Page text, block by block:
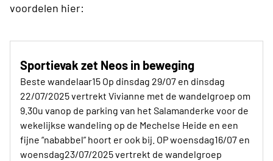
voordelen hier:
Sportievak zet Neos in beweging
Beste wandelaar15 Op dinsdag 29/07 en dinsdag
22/07/2025 vertrekt Vivianne met de wandelgroep om
9.30u vanop de parking van het Salamanderke voor de
wekelijkse wandeling op de Mechelse Heide en een
fijne “nababbel” hoort er ook bij. OP woensdag16/07 en
woensdag23/07/2025 vertrekt de wandelgroep